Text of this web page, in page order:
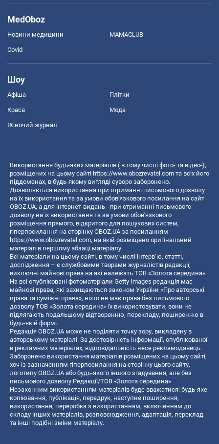
MedOboz
Новини медицини MAMACLUB
Covid
Шоу
Афіша Плітки
Краса Мода
Жіночий журнал
Використання будь-яких матеріалів ( в тому числі фото- та відео-),
розміщених на цьому сайті https://www.obozrevatel.com та всіх його
піддоменах, в будь-якому вигляді суворо заборонено.
Дозволяється використання при отриманні письмового дозволу
на їх використання та за умови обов'язкового посилання на сайт
OBOZ.UA, а для інтернет-видань - при отриманні письмового
дозволу на їх використання та за умови обов'язкового
розміщення прямого, відкритого для пошукових систем,
гіперпосилання на сторінку OBOZ.UA за посиланням
https://www.obozrevatel.com, на якій розміщено оригінальний
матеріал в першому абзаці матеріалу.
Всі матеріали на цьому сайті, в тому числі інтерв’ю, статті,
дослідження – є службовими творами журналістів редакції,
виключні майнові права на які належать ТОВ «Золота середина».
На всі опубліковані фотоматеріали Getty Images редакція має
майнові права, які захищаються законом України «Про авторські
права та суміжні права», ніхто не має права без письмового
дозволу ТОВ «Золота середина» їх використовувати, вони не
підлягають подальшому відтворенню, перекладу, поширенню в
будь-якій формі.
Редакція OBOZ.UA може не поділяти точку зору, викладену в
авторському матеріалі. За достовірність інформації, опублікованої
в рекламних матеріалах, відповідальність несе рекламодавець.
Заборонено використання матеріалів розміщених на цьому сайті,
хоч із зазначенням гіперпосилання на сторінку цього сайту,
логотипу OBOZ.UA або будь-якого іншого згадування, але без
письмового дозволу Редакції/ТОВ «Золота середина»
Незаконним використанням матеріалів буде вважатися: будь-яке
копiювання, публiкацiя, передрук, наступне поширення,
використання, переробка з використанням, включенням до
складу інших матеріалів, розповсюдження, адаптація, переклад
та інші подібні зміни матеріалу.